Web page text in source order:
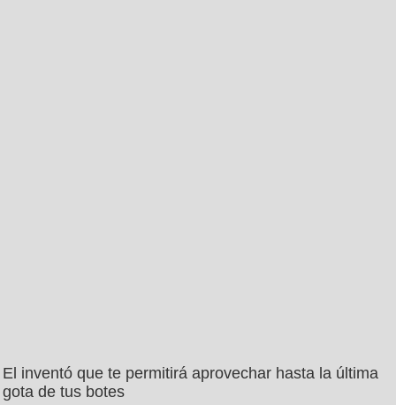
El inventó que te permitirá aprovechar hasta la última
gota de tus botes